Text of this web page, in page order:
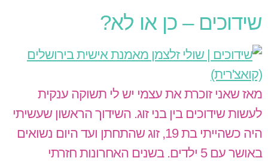
שידוכים – כן או לא?
מאז שאני זוכרת את עצמי יש לי תשוקה ענקית
לעשות שידוכים בין בני זוג. השידוך הראשון שעשיתי
היה כשהייתי בת 19, זוג שהתחתן ועד היום נשואים
באושר עם 5 ילדים. בשנים האחרונות חזרתי